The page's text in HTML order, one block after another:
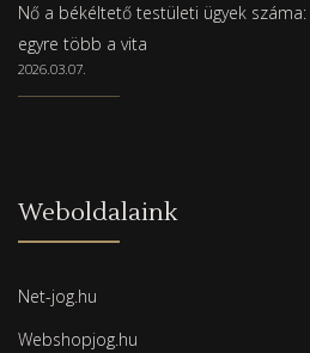
Nő a békéltető testületi ügyek
egyre több a vita
2026.03.07.
Weboldalaink
Net-jog.hu
Webshopjog.hu